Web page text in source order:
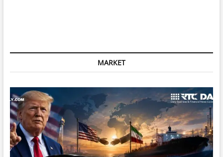
का
कदम,
Rover
ने
भेजी
शानदार
सेल्फी
MARKET